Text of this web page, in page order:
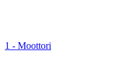
1 - Moottori